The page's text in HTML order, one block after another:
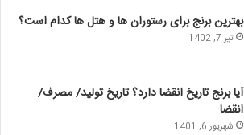
بهترین برنج برای رستوران ها و هتل ها کدام است؟
تیر 7, 1402
آیا برنج تاریخ انقضا دارد؟ تاریخ تولید/ مصرف/
انقضا
شهریور 6, 1401